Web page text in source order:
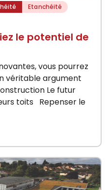
Etanchéité
le potentiel de
vous pourrez
véritable argument
Le futur
toits Repenser le